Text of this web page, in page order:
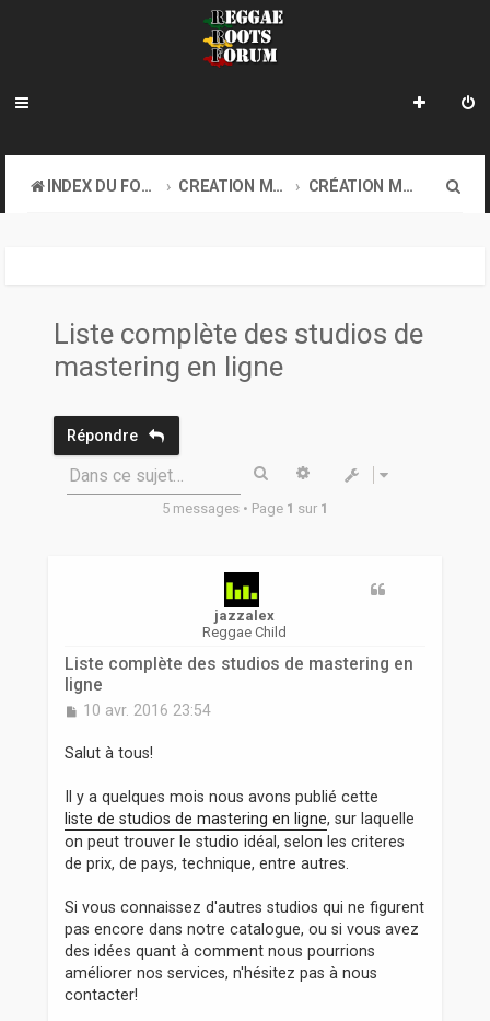
INDEX DU FORUM CREATION MUSICALE A DISTANCE & ONLINE SOUND CLASH CRÉATION MUSICALE À DISTANCE
Liste complète des studios de
mastering en ligne
Répondre
Dans ce sujet… RechercherRecherche avancée
5 messages • Page 1 sur 1
jazzalex
Reggae Child
Liste complète des studios de mastering en
ligne
M
s
g
e
10 avr. 2016 23:54
Salut à tous!
Il y a quelques mois nous avons publié cette
liste de studios de mastering en ligne, sur laquelle
on peut trouver le studio idéal, selon les criteres
de prix, de pays, technique, entre autres.
Si vous connaissez d'autres studios qui ne figurent
pas encore dans notre catalogue, ou si vous avez
des idées quant à comment nous pourrions
améliorer nos services, n'hésitez pas à nous
contacter!